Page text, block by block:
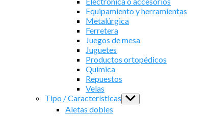
Equipamiento y herramientas
Metalúrgica
Ferretera
Juegos de mesa
Juguetes
Productos ortopédicos
Química
Repuestos
Velas
Tipo / Características Show
sub
Aletas dobles